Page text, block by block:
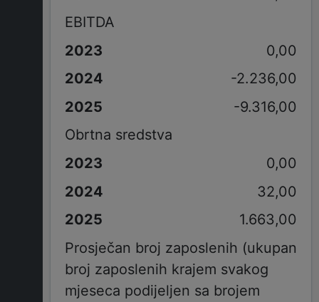
EBITDA
0,00
-2.236,00
-9.316,00
Obrtna sredstva
0,00
32,00
1.663,00
Prosječan broj zaposlenih (ukupan
broj zaposlenih krajem svakog
mjeseca podijeljen sa brojem